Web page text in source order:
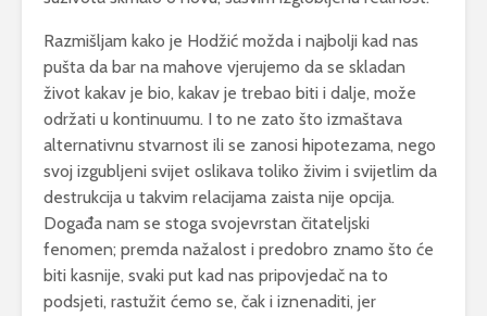
Razmišljam kako je Hodžić možda i najbolji kad nas
pušta da bar na mahove vjerujemo da se skladan
život kakav je bio, kakav je trebao biti i dalje, može
održati u kontinuumu. I to ne zato što izmaštava
alternativnu stvarnost ili se zanosi hipotezama, nego
svoj izgubljeni svijet oslikava toliko živim i svijetlim da
destrukcija u takvim relacijama zaista nije opcija.
Događa nam se stoga svojevrstan čitateljski
fenomen; premda nažalost i predobro znamo što će
biti kasnije, svaki put kad nas pripovjedač na to
podsjeti, rastužit ćemo se, čak i iznenaditi, jer